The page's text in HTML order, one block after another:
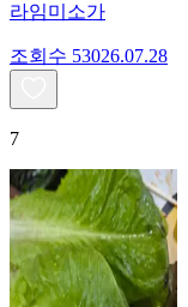
라임미소가
조회수 53026.07.28
7